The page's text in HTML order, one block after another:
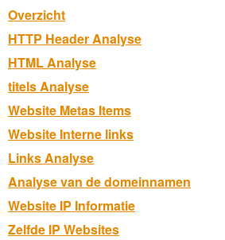
Overzicht
HTTP Header Analyse
HTML Analyse
titels Analyse
Website Metas Items
Website Interne links
Links Analyse
Analyse van de domeinnamen
Website IP Informatie
Zelfde IP Websites